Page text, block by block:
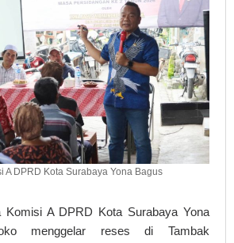
A DPRD Kota Surabaya Yona Bagus
Komisi A DPRD Kota Surabaya Yona
menggelar reses di Tambak